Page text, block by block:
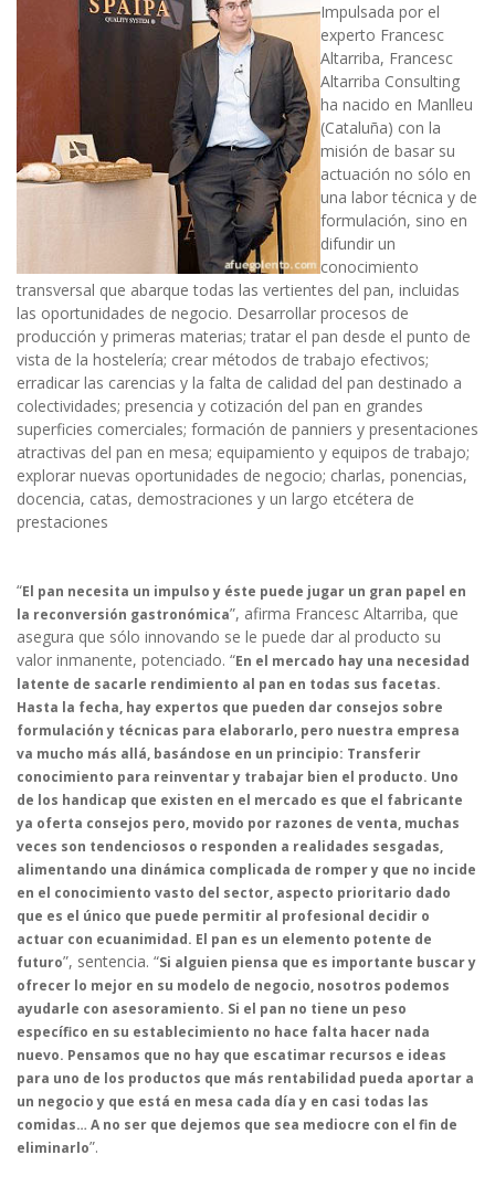
Impulsada por el
experto Francesc
Altarriba, Francesc
Altarriba Consulting
ha nacido en Manlleu
(Cataluña) con la
misión de basar su
actuación no sólo en
una labor técnica y de
formulación, sino en
difundir un
conocimiento
transversal que abarque todas las vertientes del pan, incluidas
las oportunidades de negocio. Desarrollar procesos de
producción y primeras materias; tratar el pan desde el punto de
vista de la hostelería; crear métodos de trabajo efectivos;
erradicar las carencias y la falta de calidad del pan destinado a
colectividades; presencia y cotización del pan en grandes
superficies comerciales; formación de panniers y presentaciones
atractivas del pan en mesa; equipamiento y equipos de trabajo;
explorar nuevas oportunidades de negocio; charlas, ponencias,
docencia, catas, demostraciones y un largo etcétera de
prestaciones
“El pan necesita un impulso y éste puede jugar un gran papel en
la reconversión gastronómica”, afirma Francesc Altarriba, que
asegura que sólo innovando se le puede dar al producto su
valor inmanente, potenciado. “En el mercado hay una necesidad
latente de sacarle rendimiento al pan en todas sus facetas.
Hasta la fecha, hay expertos que pueden dar consejos sobre
formulación y técnicas para elaborarlo, pero nuestra empresa
va mucho más allá, basándose en un principio: Transferir
conocimiento para reinventar y trabajar bien el producto. Uno
de los handicap que existen en el mercado es que el fabricante
ya oferta consejos pero, movido por razones de venta, muchas
veces son tendenciosos o responden a realidades sesgadas,
alimentando una dinámica complicada de romper y que no incide
en el conocimiento vasto del sector, aspecto prioritario dado
que es el único que puede permitir al profesional decidir o
actuar con ecuanimidad. El pan es un elemento potente de
futuro”, sentencia. “Si alguien piensa que es importante buscar y
ofrecer lo mejor en su modelo de negocio, nosotros podemos
ayudarle con asesoramiento. Si el pan no tiene un peso
específico en su establecimiento no hace falta hacer nada
nuevo. Pensamos que no hay que escatimar recursos e ideas
para uno de los productos que más rentabilidad pueda aportar a
un negocio y que está en mesa cada día y en casi todas las
comidas… A no ser que dejemos que sea mediocre con el fin de
eliminarlo”.